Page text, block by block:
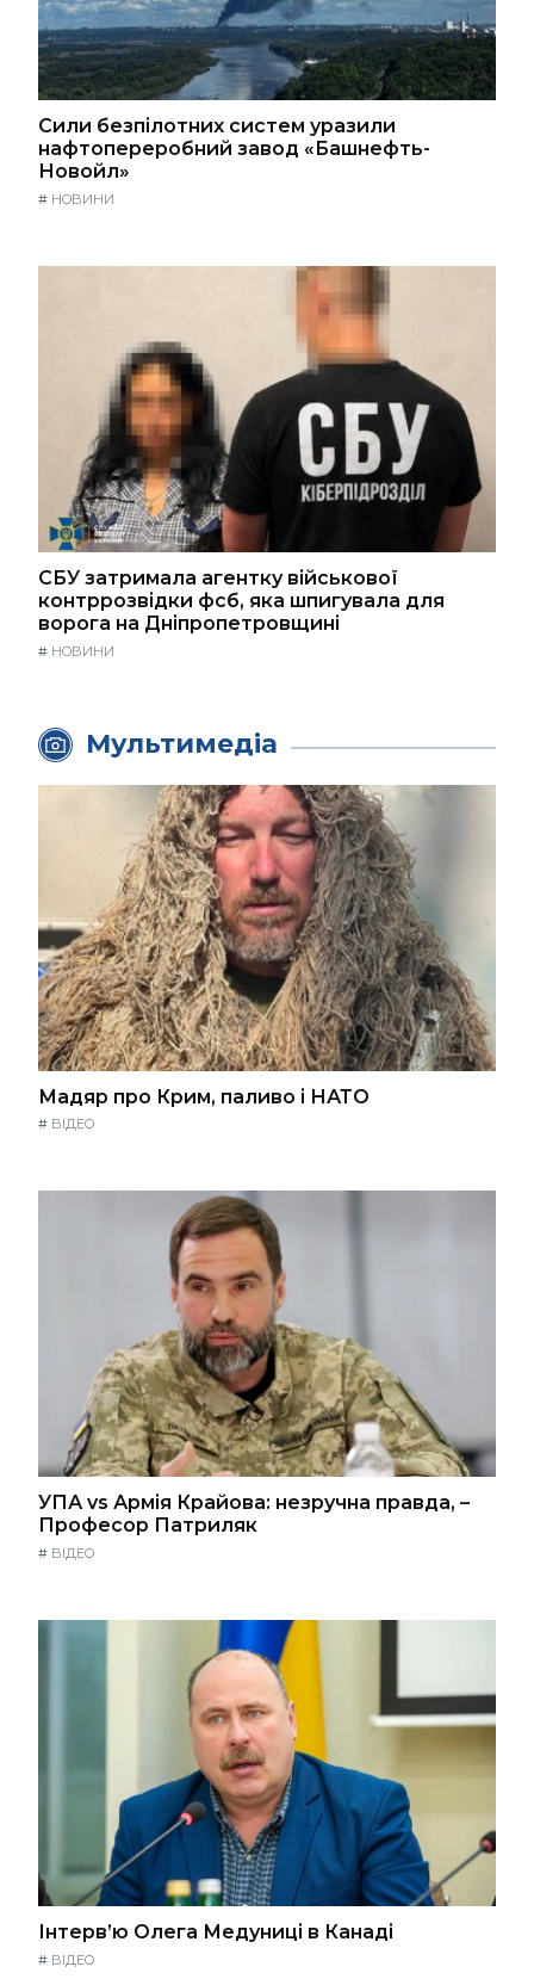
Сили безпілотних систем уразили
нафтопереробний завод «Башнефть-
Новойл»
# НОВИНИ
СБУ затримала агентку військової
контррозвідки фсб, яка шпигувала для
ворога на Дніпропетровщині
# НОВИНИ
Мультимедіа
Мадяр про Крим, паливо і НАТО
# ВІДЕО
УПА vs Армія Крайова: незручна правда, –
Професор Патриляк
# ВІДЕО
Інтерв’ю Олега Медуниці в Канаді
# ВІДЕО